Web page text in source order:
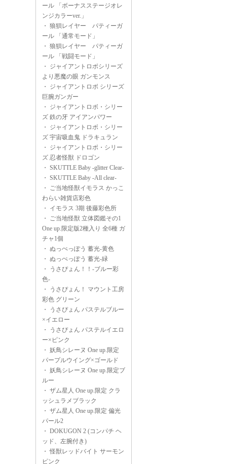
ール 「ボーナスステージオレ
ンジカラーver.」
・ 狼狽レイヤー パティーガ
ール 「通常モード」
・ 狼狽レイヤー パティーガ
ール 「戦闘モード」
・ ジャイアントロボシリーズ
より悪魔の眼 ガンモンス
・ ジャイアントロボ シリーズ
巨腕ガンガー
・ ジャイアントロボ・シリー
ズ 鉄の牙 アイアンパワー
・ ジャイアントロボ・シリー
ズ 宇宙吸血鬼 ドラキュラン
・ ジャイアントロボ・シリー
ズ 忍者怪獣 ドロゴン
・ SKUTTLE Baby -glitter Clear-
・ SKUTTLE Baby -All clear-
・ ご当地怪獣イモラス かっこ
わらい雑貨店彩色
・ イモラス 3期 後藤彩色所
・ ご当地怪獣 立体図鑑その1
One up.限定版2種入り 全6種 ガ
チャ1個
・ ぬっぺっぽう 蓄光-黄色
・ ぬっぺっぽう 蓄光-緑
・
うさぴょん！！-ブルー彩
色-
・
うさぴょん！ マウント工房
彩色 グリーン
・
うさぴょん パステルブルー
×イエロー
・
うさぴょん パステルイエロ
ー×ピンク
・ 妖鳥シレーヌ One up.限定
パープルウイング×ゴールド
・ 妖鳥シレーヌ One up.限定ブ
ルー
・ ザム星人 One up.限定 クラ
ッシュラメブラック
・ ザム星人 One up.限定 偏光
パール2
・ DOKUGON 2 (コンパチ ヘ
ッド、左腕付き)
・怪獣レッドバイト サーモン
ピンク